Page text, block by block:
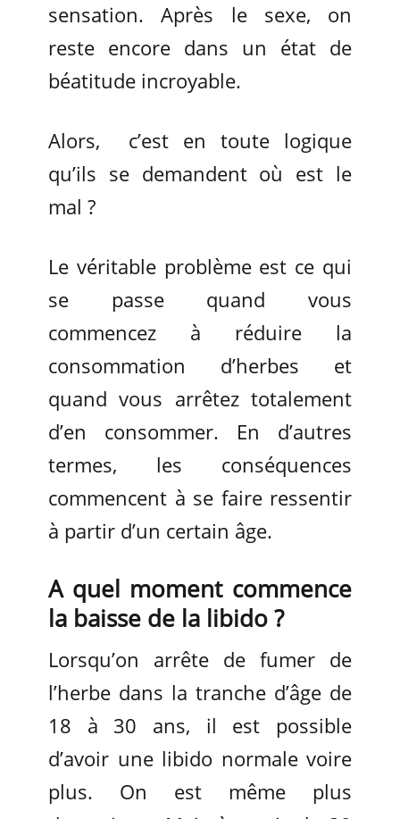
sensation. Après le sexe, on
reste encore dans un état de
béatitude incroyable.
Alors, c’est en toute logique
qu’ils se demandent où est le
mal ?
Le véritable problème est ce qui
se passe quand vous
commencez à réduire la
consommation d’herbes et
quand vous arrêtez totalement
d’en consommer. En d’autres
termes, les conséquences
commencent à se faire ressentir
à partir d’un certain âge.
A quel moment commence
la baisse de la libido ?
Lorsqu’on arrête de fumer de
l’herbe dans la tranche d’âge de
18 à 30 ans, il est possible
d’avoir une libido normale voire
plus. On est même plus